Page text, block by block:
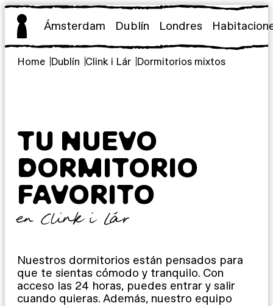
Saltar
contenido
Ámsterdam Dublín Londres
Home Dublín Clink i Lár Dormitorios mixtos
TU NUEVO
DORMITORIO
FAVORITO
en Clink i Lár
Nuestros dormitorios están pensados para
que te sientas cómodo y tranquilo. Con
acceso las 24 horas, puedes entrar y salir
cuando quieras. Además, nuestro equipo